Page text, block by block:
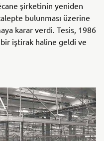
şirketinin yeniden
bulunması üzerine
karar verdi. Tesis, 1986
bir iştirak haline geldi ve